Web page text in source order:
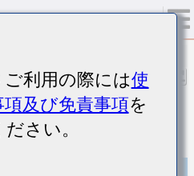
(AEC-Q200 Qualified) 樹脂外部電
ご利用の際には使
及び免責事項を
さい。